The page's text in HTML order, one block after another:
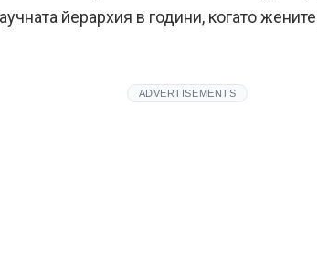
йерархия в години, когато
ADVERTISEMENTS